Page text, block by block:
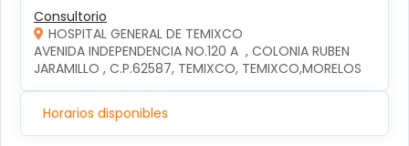
Consultorio
HOSPITAL GENERAL DE TEMIXCO
AVENIDA INDEPENDENCIA NO.120 A  , COLONIA RUBEN
JARAMILLO , C.P.62587, TEMIXCO, TEMIXCO,MORELOS
Horarios disponibles